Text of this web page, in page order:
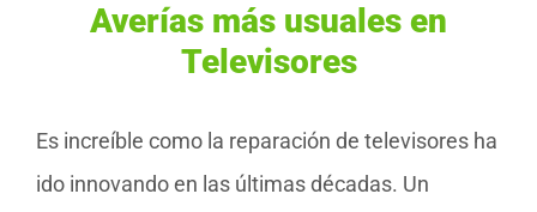
Averías más usuales en
Televisores
Es increíble como la reparación de televisores ha
ido innovando en las últimas décadas. Un